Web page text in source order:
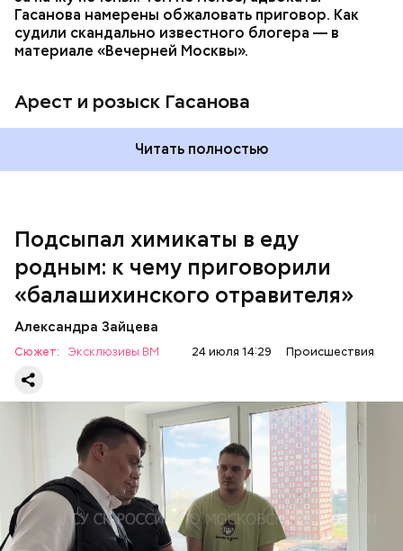
Гасанова намерены обжаловать приговор. Как
судили скандально известного блогера — в
материале «Вечерней Москвы».
Арест и розыск Гасанова
Читать полностью
Подсыпал химикаты в еду
родным: к чему приговорили
«балашихинского отравителя»
Александра Зайцева
Сюжет: Эксклюзивы ВМ 24 июля 14:29 Происшествия
Все началось в июне, когда двое супругов
обратились в местную больницу с жалобами на
плохое самочувствие. Врачи не смогли поставить
Play
Video
Видео: пресс-служба ГСУ СК по Московской области
Началось расследование. В квартире потерпевших
Также отравленную пищу ела его младшая сестра.